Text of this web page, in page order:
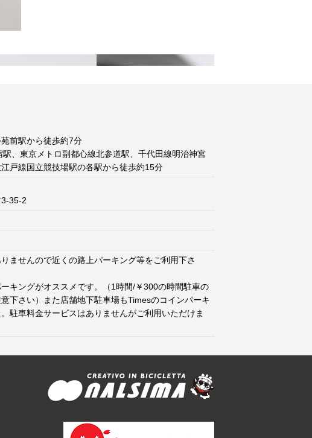
前駅から徒歩約7分
、東京メトロ副都心線北参道駅、千代田線明治神宮
戸線国立競技場駅の各駅から徒歩約15分
35-2
ませんので近くの路上パーキング等をご利用下さ
キングがオススメです。（1時間/￥300の時間駐車の
下さい）また店舗地下駐車場もTimesのコインパーキ
駐車料金サービスはありませんがご利用いただけま